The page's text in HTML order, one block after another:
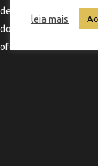
de preferência, mas
do seu cabelo. Com a
oferecidos na
leia mais